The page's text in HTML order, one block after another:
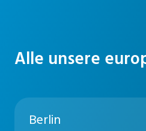
Alle unsere
Berlin